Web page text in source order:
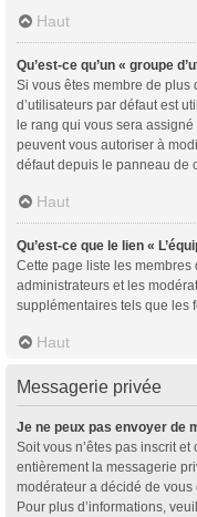
Haut
Qu’est-ce qu’un « groupe
Si vous êtes membre de plus
d’utilisateurs par défaut est
le rang qui vous sera
peuvent vous autoriser à
défaut depuis le panneau de
Haut
Qu’est-ce que le lien «
Cette page liste les membres
administrateurs et les
supplémentaires tels que les
Haut
Messagerie privée
Je ne peux pas envoyer de
Soit vous n’êtes pas inscrit
entièrement la messagerie
modérateur a décidé de vous
Pour plus d’informations,